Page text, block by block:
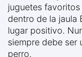
juguetes
dentro de la jaula
lugar positivo.
siempre debe ser
perro.